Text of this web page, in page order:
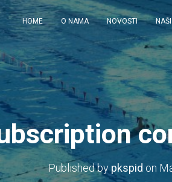
HOME O NAMA NOVOSTI
Published bypkspid on